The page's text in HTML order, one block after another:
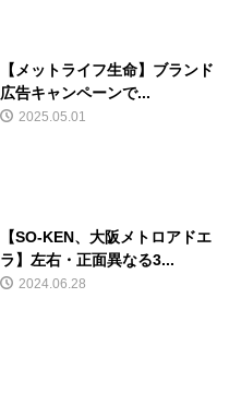
【メットライフ生命】ブランド
広告キャンペーンで...
2025.05.01
【SO-KEN、大阪メトロアドエ
ラ】左右・正面異なる3...
2024.06.28